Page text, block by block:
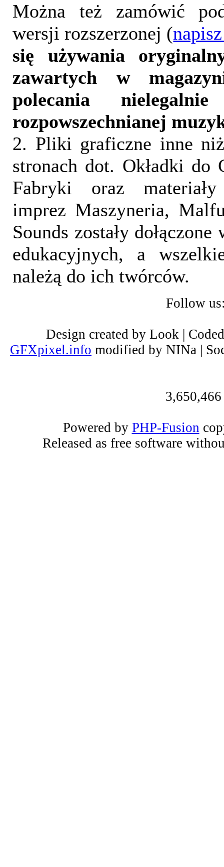
Można też zamówić
wersji rozszerzonej (
się używania
zawartych w
polecania
rozpowszechnianej
2. Pliki graficzne inne
stronach dot. Okładki do
Fabryki oraz
imprez Maszyneria,
Sounds zostały
edukacyjnych, a
należą do ich twórców.
Follow
Design created by Look |
GFXpixel.info modified by NINa |
Powered by PHP-Fusion
Released as free software